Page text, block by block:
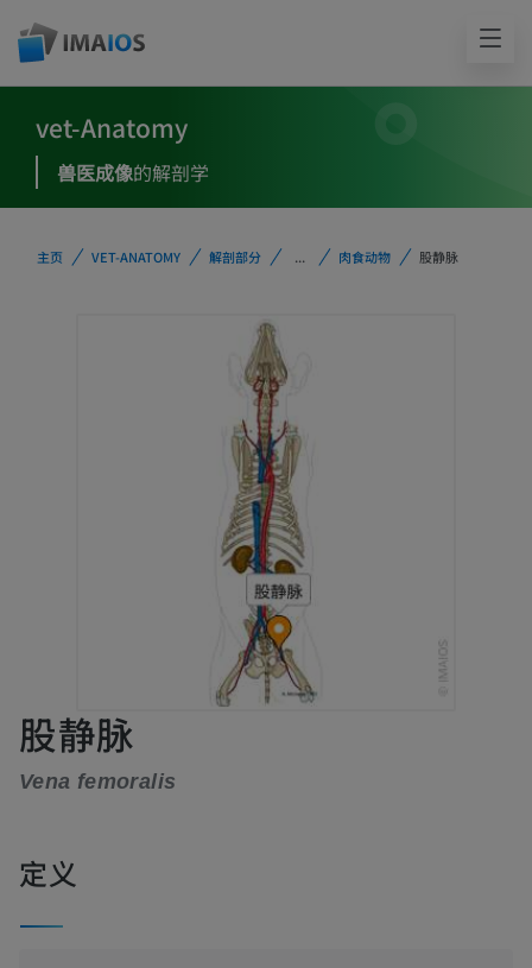
vet-Anatomy
兽医成像的解剖学
主页 VET-ANATOMY 解剖部分 ... 肉食动物 股静脉
股静脉
Vena femoralis
定义